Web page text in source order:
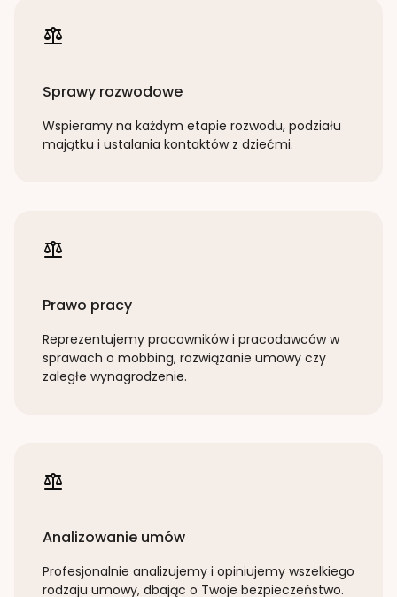
Sprawy rozwodowe
Wspieramy na każdym etapie rozwodu, podziału
majątku i ustalania kontaktów z dziećmi.
Prawo pracy
Reprezentujemy pracowników i pracodawców w
sprawach o mobbing, rozwiązanie umowy czy
zaległe wynagrodzenie.
Analizowanie umów
Profesjonalnie analizujemy i opiniujemy wszelkiego
rodzaju umowy, dbając o Twoje bezpieczeństwo.